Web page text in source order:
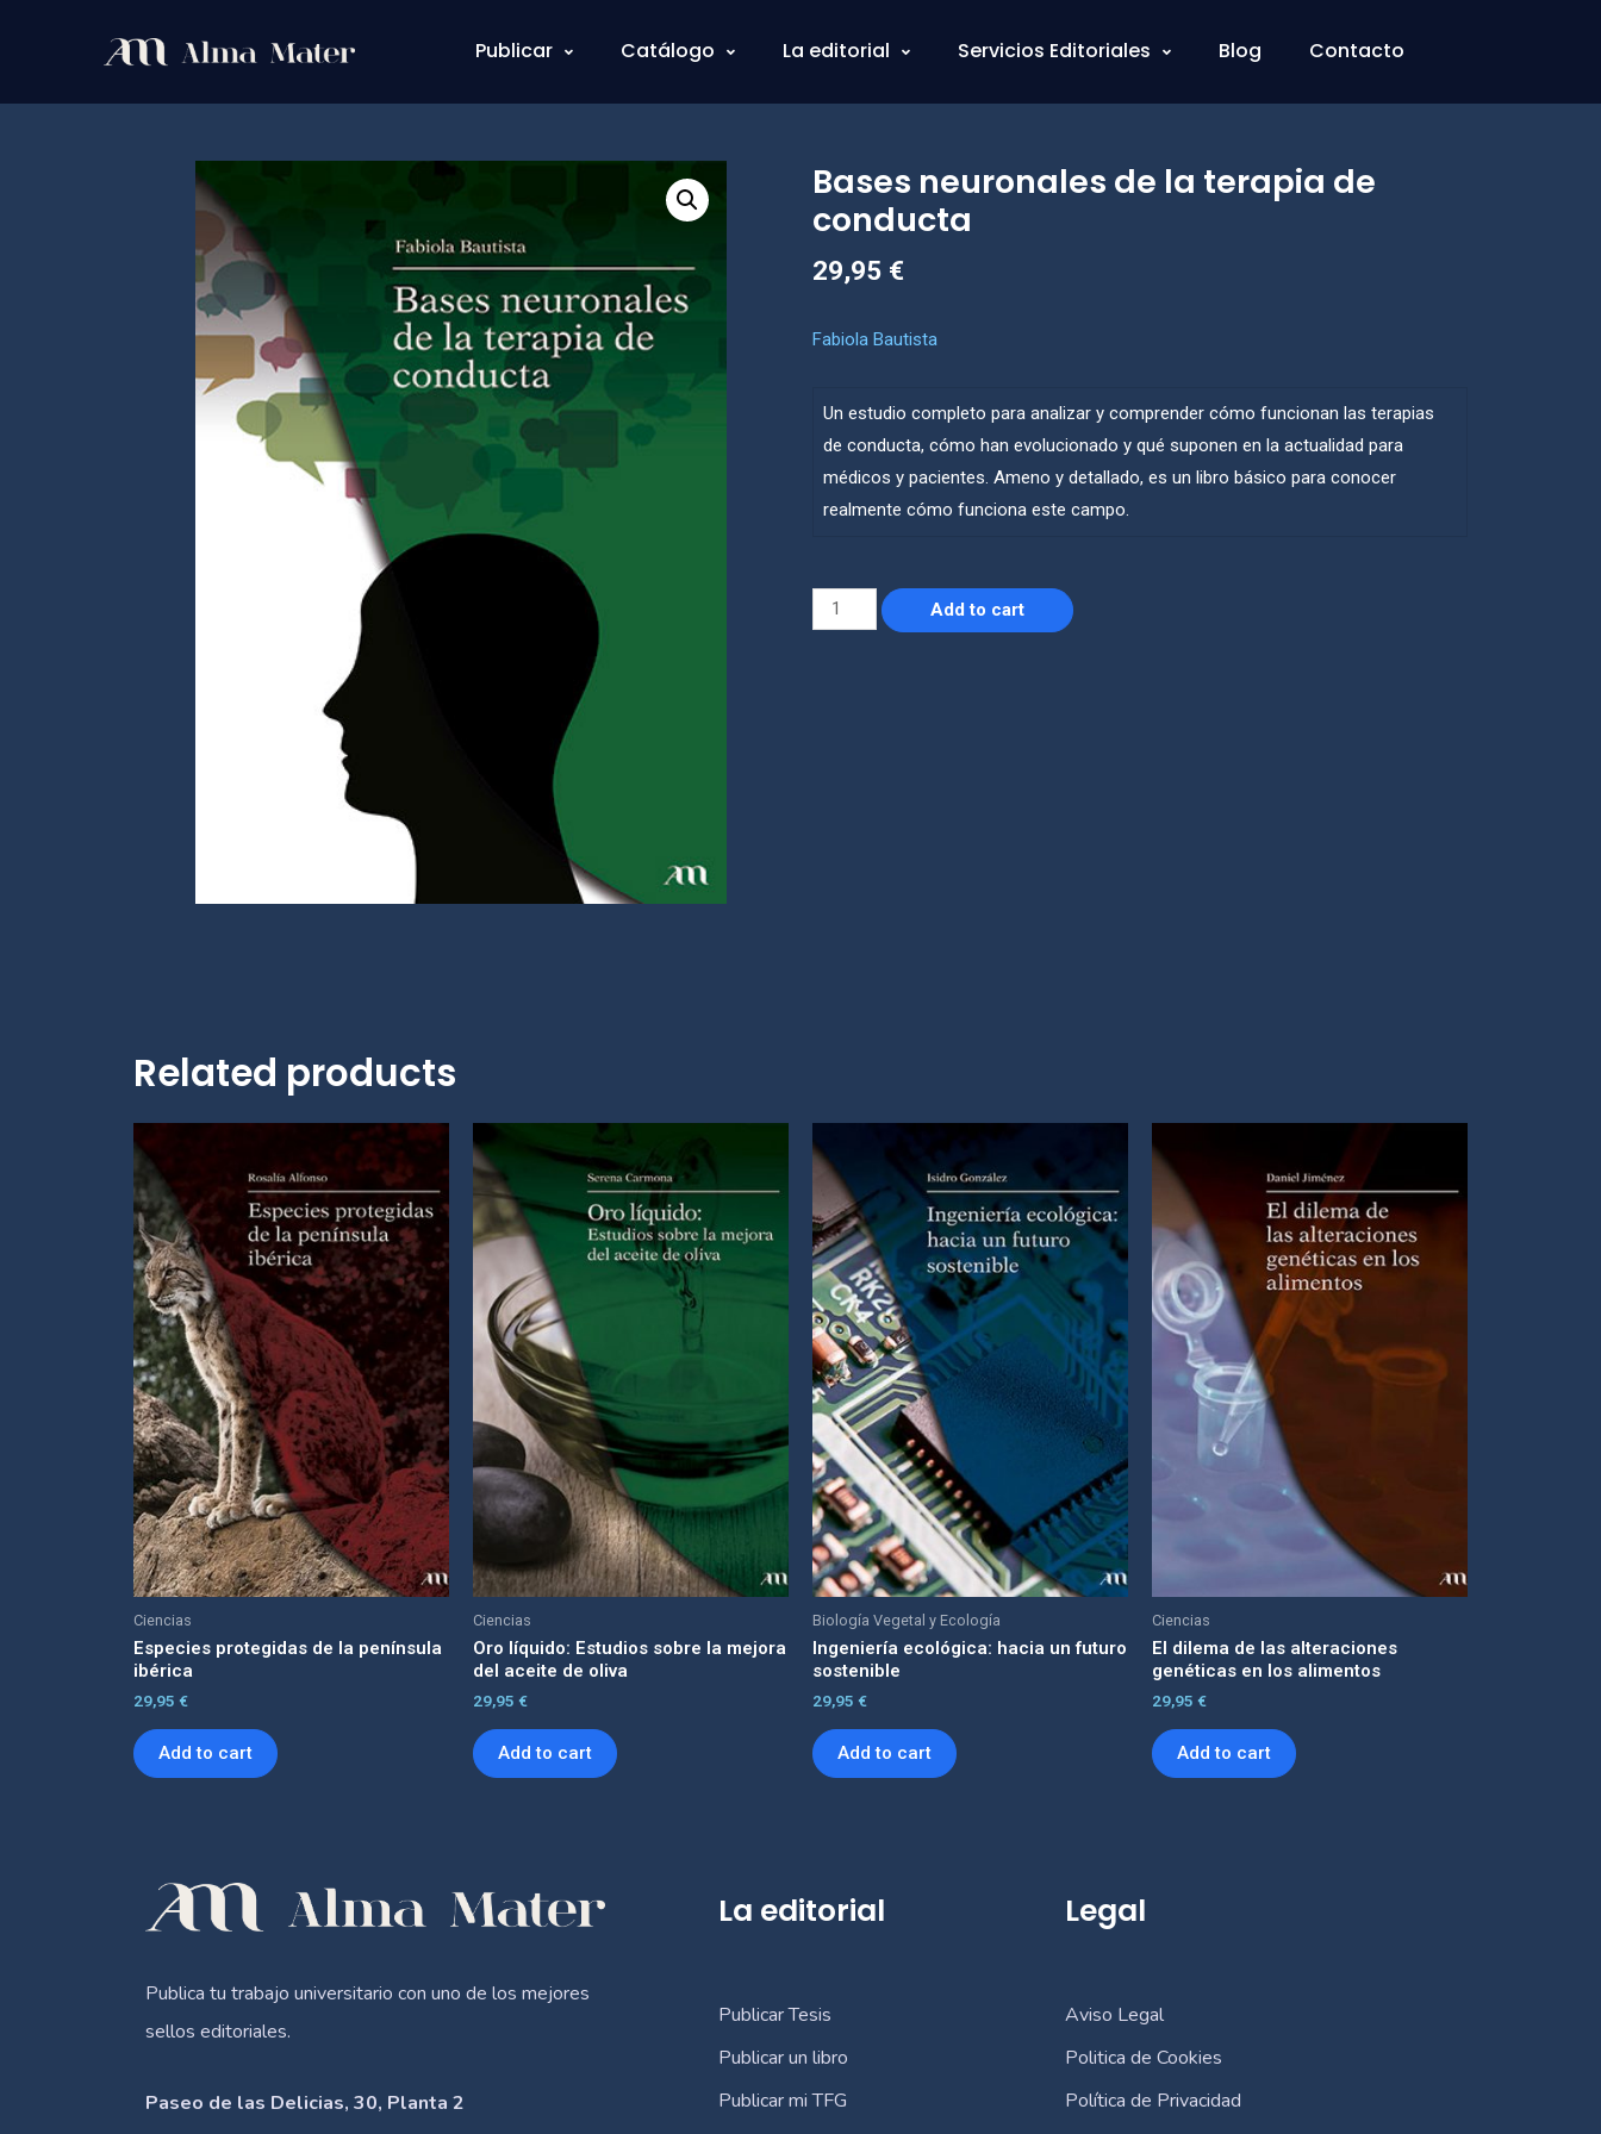
Publicar Catálogo La editorial Servicios Editoriales Blog Contacto
Bases neuronales de la terapia de
conducta
29,95 €
Fabiola Bautista
Un estudio completo para analizar y comprender cómo funcionan las terapias
de conducta, cómo han evolucionado y qué suponen en la actualidad para
médicos y pacientes. Ameno y detallado, es un libro básico para conocer
realmente cómo funciona este campo.
Add to cart
Related products
Ciencias
Especies protegidas de la península
ibérica
29,95 €
Add to cart
Ciencias
Oro líquido: Estudios sobre la mejora
del aceite de oliva
29,95 €
Add to cart
Biología Vegetal y Ecología
Ingeniería ecológica: hacia un futuro
sostenible
29,95 €
Add to cart
Ciencias
El dilema de las alteraciones
genéticas en los alimentos
29,95 €
Add to cart
Publica tu trabajo universitario con uno de los mejores
sellos editoriales.
Paseo de las Delicias, 30, Planta 2
La editorial
Publicar Tesis
Publicar un libro
Publicar mi TFG
Legal
Aviso Legal
Politica de Cookies
Política de Privacidad